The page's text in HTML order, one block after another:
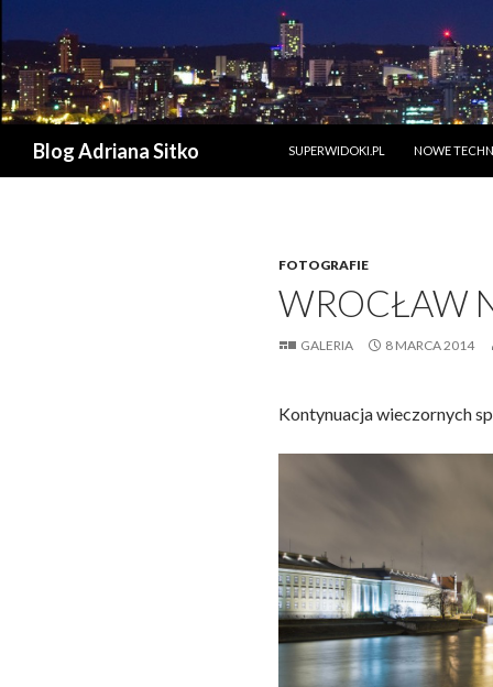
Blog Adriana Sitko
SUPERWIDOKI.PL
NOWE
FOTOGRAFIE
WROCŁAW
GALERIA 8 MARCA 2014
Kontynuacja wieczornych